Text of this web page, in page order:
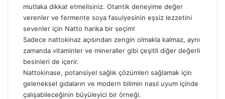
mutlaka dikkat etmelisiniz. Otantik deneyime değer
verenler ve fermente soya fasulyesinin eşsiz lezzetini
sevenler için Natto harika bir seçim!
Sadece nattokinaz açısından zengin olmakla kalmaz, aynı
zamanda vitaminler ve mineraller gibi çeşitli diğer değerli
besinleri de içerir.
Nattokinase, potansiyel sağlık çözümleri sağlamak için
geleneksel gıdaların ve modern bilimin nasıl uyum içinde
çalışabileceğinin büyüleyici bir örneği.